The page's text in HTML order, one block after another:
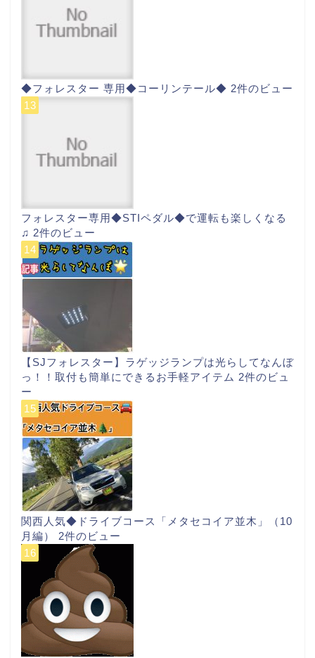
◆フォレスター 専用◆コーリンテール◆ 2件のビュー
フォレスター専用◆STIペダル◆で運転も楽しくなる
♫ 2件のビュー
【SJフォレスター】ラゲッジランプは光らしてなんぼ
っ！！取付も簡単にできるお手軽アイテム 2件のビュ
ー
関西人気◆ドライブコース「メタセコイア並木」（10
月編） 2件のビュー